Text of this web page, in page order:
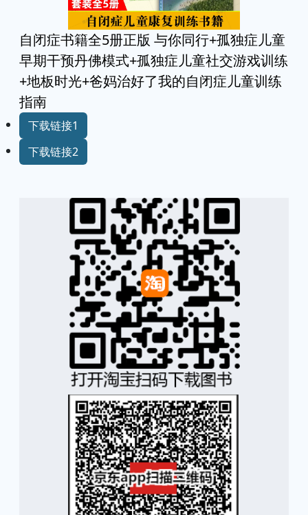
自闭症书籍全5册正版 与你同行+孤独症儿童
早期干预丹佛模式+孤独症儿童社交游戏训练
+地板时光+爸妈治好了我的自闭症儿童训练
指南
下载链接1
下载链接2